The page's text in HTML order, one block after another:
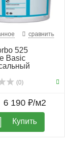
сравнить
525
Basic
(0)
6 190 ₽/м2
Купить